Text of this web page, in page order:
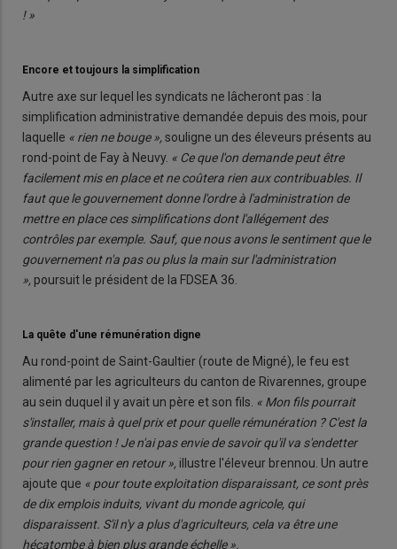
! »
Encore et toujours la simplification
Autre axe sur lequel les syndicats ne lâcheront pas : la
simplification administrative demandée depuis des mois, pour
laquelle « rien ne bouge », souligne un des éleveurs présents au
rond-point de Fay à Neuvy. « Ce que l'on demande peut être
facilement mis en place et ne coûtera rien aux contribuables. Il
faut que le gouvernement donne l'ordre à l'administration de
mettre en place ces simplifications dont l'allégement des
contrôles par exemple. Sauf, que nous avons le sentiment que le
gou­vernement n'a pas ou plus la main sur l'administration
», poursuit le président de la FDSEA 36.
La quête d'une rémunération digne
Au rond-point de Saint-Gaultier (route de Migné), le feu est
alimenté par les agriculteurs du canton de Rivarennes, groupe
au sein duquel il y avait un père et son fils. « Mon fils pourrait
s'installer, mais à quel prix et pour quelle rémunération ? C'est la
grande question ! Je n'ai pas envie de savoir qu'il va s'endetter
pour rien gagner en retour », illustre l'éleveur brennou. Un autre
ajoute que « pour toute exploitation dispa­raissant, ce sont près
de dix emplois induits, vivant du monde agricole, qui
disparaissent. S'il n'y a plus d'agri­culteurs, cela va être une
hécatombe à bien plus grande échelle ».